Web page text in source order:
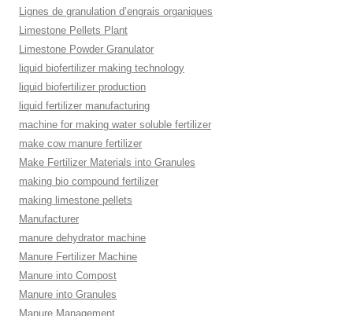
Lignes de granulation d’engrais organiques
Limestone Pellets Plant
Limestone Powder Granulator
liquid biofertilizer making technology
liquid biofertilizer production
liquid fertilizer manufacturing
machine for making water soluble fertilizer
make cow manure fertilizer
Make Fertilizer Materials into Granules
making bio compound fertilizer
making limestone pellets
Manufacturer
manure dehydrator machine
Manure Fertilizer Machine
Manure into Compost
Manure into Granules
Manure Management